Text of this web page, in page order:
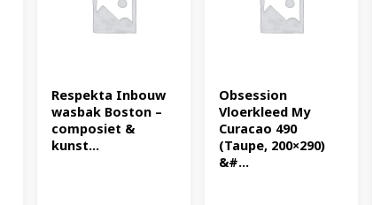
Respekta Inbouw
wasbak Boston –
composiet &
kunst...
Obsession
Vloerkleed My
Curacao 490
(Taupe, 200×290)
&#...